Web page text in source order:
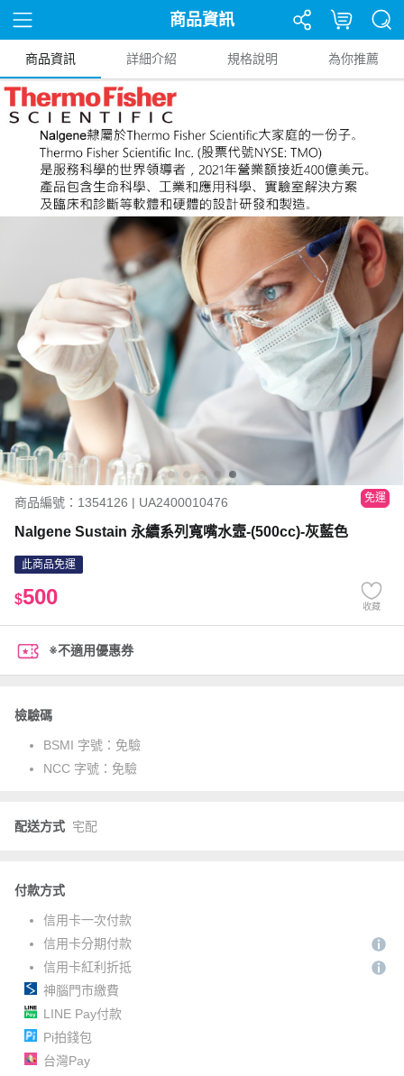
商品資訊
商品資訊 詳細介紹 規格說明 為你推薦
商品編號：1354126 | UA2400010476 免運
Nalgene Sustain 永續系列寬嘴水壼-(500cc)-灰藍色
此商品免運
$500 收藏
※不適用優惠券
檢驗碼
BSMI 字號： 免驗
NCC 字號： 免驗
配送方式 宅配
付款方式
信用卡一次付款
信用卡分期付款
信用卡紅利折抵
神腦門市繳費
LINE Pay付款
Pi拍錢包
台灣Pay